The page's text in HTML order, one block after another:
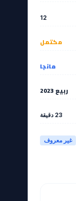
12
مكتمل
مانجا
ربيع 2023
23 دقيقة
غير معروف